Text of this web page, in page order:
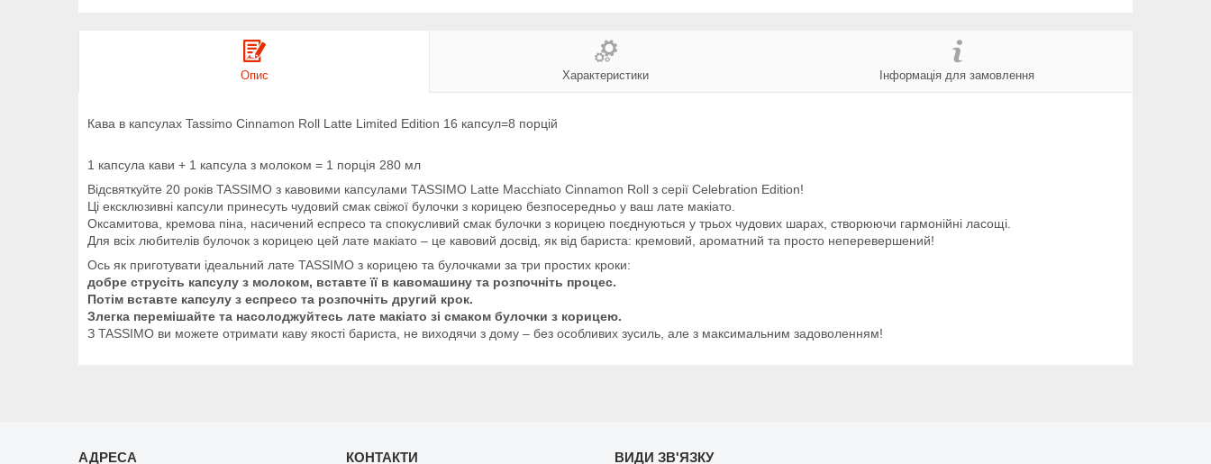
Опис Характеристики Інформація для замовлення
Кава в капсулах Tassimo Cinnamon Roll Latte Limited Edition 16 капсул=8 порцій
1 капсула кави + 1 капсула з молоком = 1 порція 280 мл
Відсвяткуйте 20 років TASSIMO з кавовими капсулами TASSIMO Latte Macchiato Cinnamon Roll з серії Celebration Edition!
Ці ексклюзивні капсули принесуть чудовий смак свіжої булочки з корицею безпосередньо у ваш лате макіато.
Оксамитова, кремова піна, насичений еспресо та спокусливий смак булочки з корицею поєднуються у трьох чудових шарах, створюючи гармонійні ласощі.
Для всіх любителів булочок з корицею цей лате макіато – це кавовий досвід, як від бариста: кремовий, ароматний та просто неперевершений!
Ось як приготувати ідеальний лате TASSIMO з корицею та булочками за три простих кроки:
добре струсіть капсулу з молоком, вставте її в кавомашину та розпочніть процес.
Потім вставте капсулу з еспресо та розпочніть другий крок.
Злегка перемішайте та насолоджуйтесь лате макіато зі смаком булочки з корицею.
З TASSIMO ви можете отримати каву якості бариста, не виходячи з дому – без особливих зусиль, але з максимальним задоволенням!